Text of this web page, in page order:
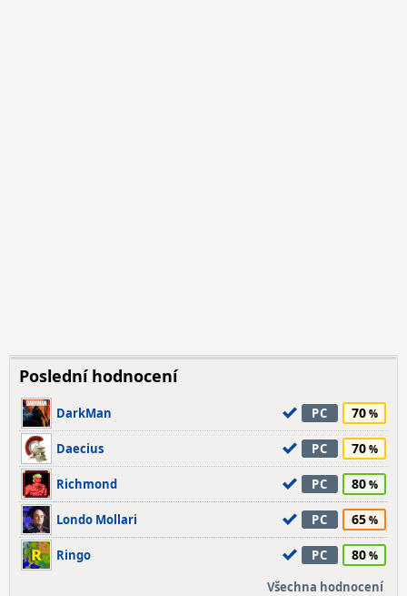
Poslední hodnocení
DarkMan PC 70
Daecius PC 70
Richmond PC 80
Londo Mollari PC 65
Ringo PC 80
Všechna hodnocení